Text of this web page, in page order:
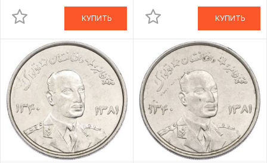
КУПИТЬ КУПИТЬ